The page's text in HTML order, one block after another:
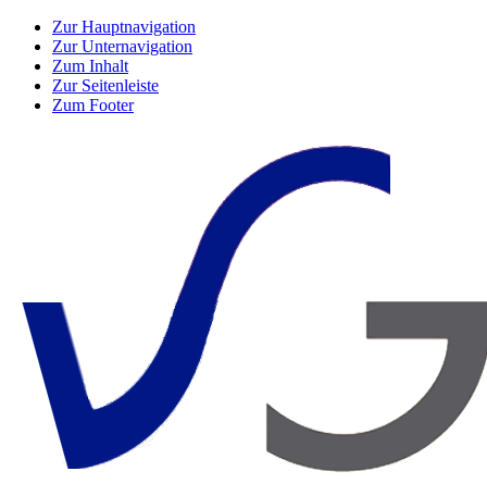
Zur Hauptnavigation
Zur Unternavigation
Zum Inhalt
Zur Seitenleiste
Zum Footer